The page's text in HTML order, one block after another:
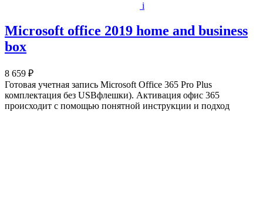
i
Microsoft office 2019 home and business
box
8 659 ₽
Готовая учетная запись Microsoft Office 365 Pro Plus
комплектация без USBфлешки). Активация офис 365
происходит с помощью понятной инструкции и подход